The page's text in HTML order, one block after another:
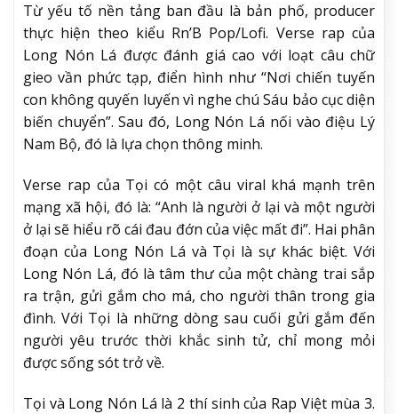
Từ yếu tố nền tảng ban đầu là bản phố, producer
thực hiện theo kiểu Rn’B Pop/Lofi. Verse rap của
Long Nón Lá được đánh giá cao với loạt câu chữ
gieo vần phức tạp, điển hình như “Nơi chiến tuyến
con không quyến luyến vì nghe chú Sáu bảo cục diện
biến chuyển”. Sau đó, Long Nón Lá nối vào điệu Lý
Nam Bộ, đó là lựa chọn thông minh.
Verse rap của Tọi có một câu viral khá mạnh trên
mạng xã hội, đó là: “Anh là người ở lại và một người
ở lại sẽ hiểu rõ cái đau đớn của việc mất đi”. Hai phân
đoạn của Long Nón Lá và Tọi là sự khác biệt. Với
Long Nón Lá, đó là tâm thư của một chàng trai sắp
ra trận, gửi gắm cho má, cho người thân trong gia
đình. Với Tọi là những dòng sau cuối gửi gắm đến
người yêu trước thời khắc sinh tử, chỉ mong mỏi
được sống sót trở về.
Tọi và Long Nón Lá là 2 thí sinh của Rap Việt mùa 3.